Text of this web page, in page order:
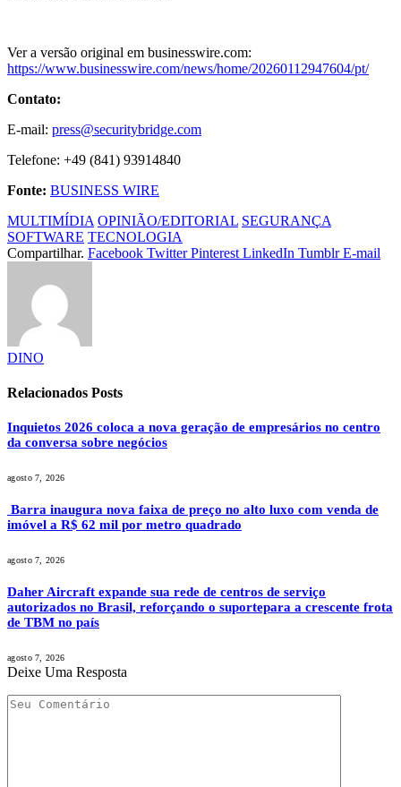
Ver a versão original em businesswire.com:
https://www.businesswire.com/news/home/20260112947604/pt/
Contato:
E-mail: press@securitybridge.com
Telefone: +49 (841) 93914840
Fonte: BUSINESS WIRE
MULTIMÍDIA OPINIÃO/EDITORIAL SEGURANÇA
SOFTWARE TECNOLOGIA
Compartilhar. Facebook Twitter Pinterest LinkedIn Tumblr E-mail
DINO
Relacionados Posts
Inquietos 2026 coloca a nova geração de empresários no centro
da conversa sobre negócios
agosto 7, 2026
Barra inaugura nova faixa de preço no alto luxo com venda de
imóvel a R$ 62 mil por metro quadrado
agosto 7, 2026
Daher Aircraft expande sua rede de centros de serviço
autorizados no Brasil, reforçando o suportepara a crescente frota
de TBM no país
agosto 7, 2026
Deixe Uma Resposta